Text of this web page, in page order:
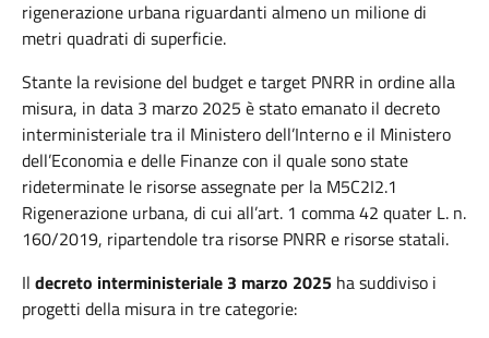
rigenerazione urbana riguardanti almeno un milione di
metri quadrati di superficie.
Stante la revisione del budget e target PNRR in ordine alla
misura, in data 3 marzo 2025 è stato emanato il decreto
interministeriale tra il Ministero dell’Interno e il Ministero
dell’Economia e delle Finanze con il quale sono state
rideterminate le risorse assegnate per la M5C2I2.1
Rigenerazione urbana, di cui all’art. 1 comma 42 quater L. n.
160/2019, ripartendole tra risorse PNRR e risorse statali.
Il decreto interministeriale 3 marzo 2025 ha suddiviso i
progetti della misura in tre categorie: